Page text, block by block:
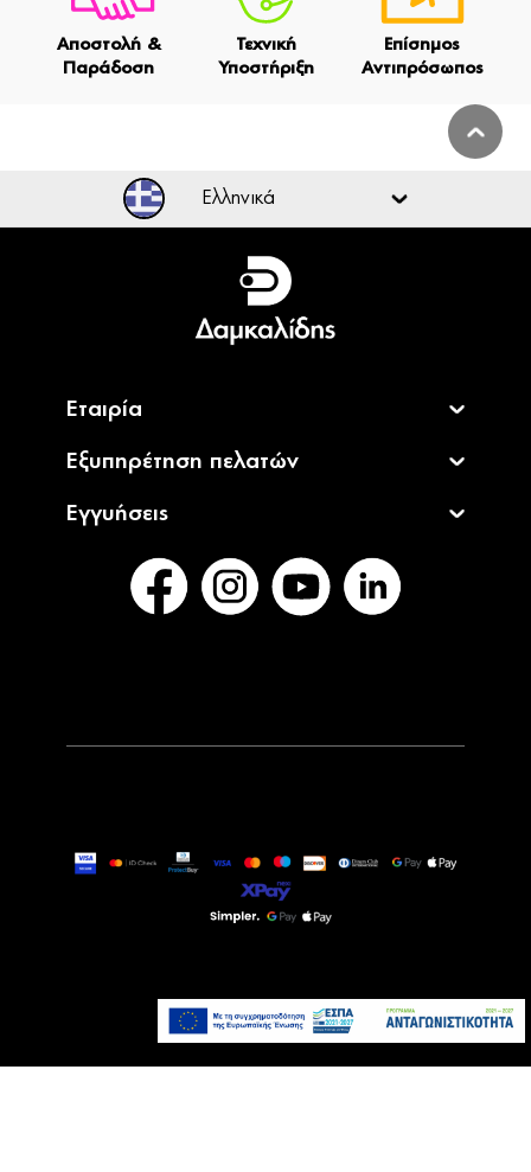
Αποστολή &
Παράδοση
Τεχνική
Υποστήριξη
Επίσημος
Αντιπρόσωπος
Διαθέσιμο Κατόπιν
99,90€
Ελληνικά
Ελληνικά
English
Εταιρία
Εξυπηρέτηση πελατών
Εγγυήσεις